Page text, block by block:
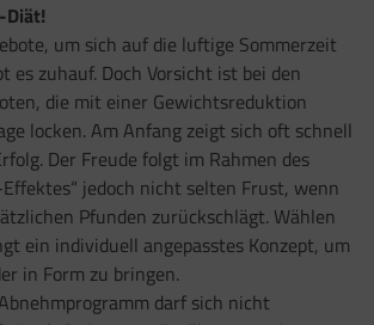
Diät!
um sich auf die luftige Sommerzeit
es zuhauf. Doch Vorsicht ist bei den
die mit einer Gewichtsreduktion
locken. Am Anfang zeigt sich oft schnell
Der Freude folgt im Rahmen des
jedoch nicht selten Frust, wenn
Pfunden zurückschlägt. Wählen
ein individuell angepasstes Konzept, um
in Form zu bringen.
darf sich nicht